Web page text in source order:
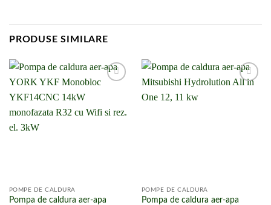
PRODUSE SIMILARE
POMPE DE CALDURA
Pompa de caldura aer-apa
POMPE DE CALDURA
Pompa de caldura aer-apa